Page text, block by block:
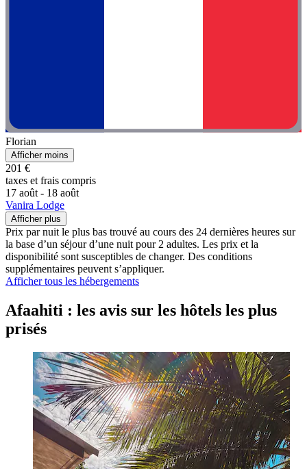
Florian
Afficher moins
201 €
taxes et frais compris
17 août - 18 août
Vanira Lodge
Afficher plus
Prix par nuit le plus bas trouvé au cours des 24 dernières heures sur
la base d’un séjour d’une nuit pour 2 adultes. Les prix et la
disponibilité sont susceptibles de changer. Des conditions
supplémentaires peuvent s’appliquer.
Afficher tous les hébergements
Afaahiti : les avis sur les hôtels les plus
prisés